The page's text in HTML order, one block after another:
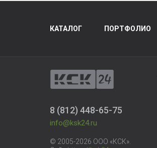
КАТАЛОГ ПОРТФОЛИО
8 (812) 448-65-75
info@ksk24.ru
© 2005-2026 ООО «КСК».